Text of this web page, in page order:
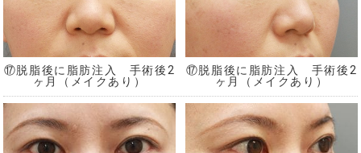
⑰脱脂後に脂肪注入 手術後2
ヶ月（メイクあり）
⑰脱脂後に脂肪注入 手術後2
ヶ月（メイクあり）